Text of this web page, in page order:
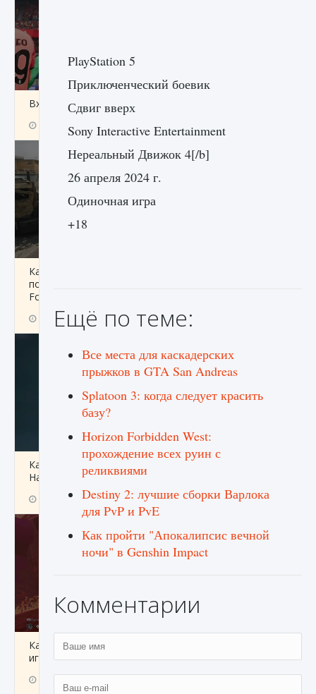
Входят ли «Милан» и «Интер» в EA FC 25
9 августа 2024 2 064
Как исправить текстовую ошибку
пользовательского интерфейса Delta
Force Hawk Ops
9 августа 2024 1 945
Как проверить статус сервера Delta Force
Hawk Ops
9 августа 2024 1 286 0 0
Как приручить существ джунглей Нари в
игре Creatures of Ava
PlayStation 5
Приключенческий боевик
Сдвиг вверх
Sony Interactive Entertainment
Нереальный Движок 4[/b]
26 апреля 2024 г.
Одиночная игра
+18
Ещё по теме:
Все места для каскадерских
прыжков в GTA San Andreas
Splatoon 3: когда следует красить
базу?
Horizon Forbidden West:
прохождение всех руин с
реликвиями
Destiny 2: лучшие сборки Варлока
для PvP и PvE
Как пройти "Апокалипсис вечной
ночи" в Genshin Impact
Комментарии